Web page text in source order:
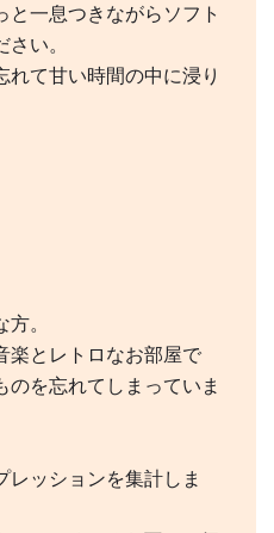
と一息つきながらソフト
い。
て甘い時間の中に浸り
。
楽とレトロなお部屋で
のを忘れてしまっていま
レッションを集計しま